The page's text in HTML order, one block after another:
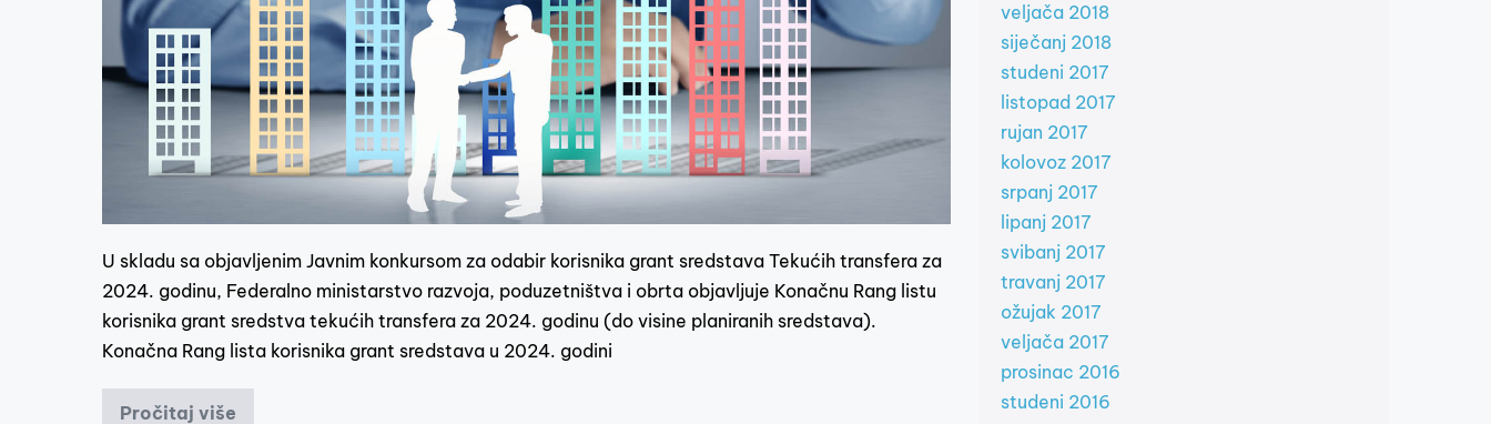
U skladu sa objavljenim Javnim konkursom za odabir korisnika grant sredstava Tekućih transfera za
2024. godinu, Federalno ministarstvo razvoja, poduzetništva i obrta objavljuje Konačnu Rang listu
korisnika grant sredstva tekućih transfera za 2024. godinu (do visine planiranih sredstava).
Konačna Rang lista korisnika grant sredstava u 2024. godini
Pročitaj više
veljača 2018
siječanj 2018
studeni 2017
listopad 2017
rujan 2017
kolovoz 2017
srpanj 2017
lipanj 2017
svibanj 2017
travanj 2017
ožujak 2017
veljača 2017
prosinac 2016
studeni 2016